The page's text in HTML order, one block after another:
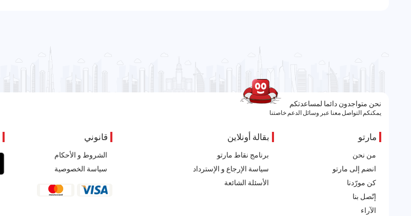
نحن متواجدون دائما لمساعدتكم
يمكنكم التواصل معنا عبر وسائل الدعم خاصتنا
مارتو
من نحن
انضم إلى مارتو
كن مورّدنا
إتّصل بنا
الآراء
بقالة أونلاين
برنامج نقاط مارتو
سياسة الإرجاع و الإسترداد
الأسئلة الشائعة
قانوني
الشروط و الأحكام
سياسة الخصوصية